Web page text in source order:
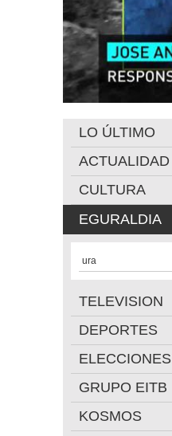
LO ÚLTIMO
ACTUALIDAD
CULTURA
EGURALDIA
ura
TELEVISION
DEPORTES
ELECCIONES
GRUPO EITB
KOSMOS